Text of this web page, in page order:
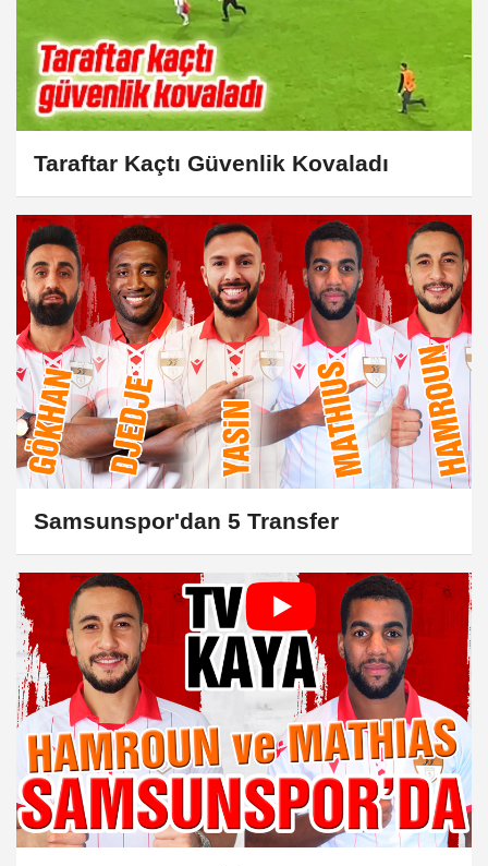
Taraftar Kaçtı Güvenlik Kovaladı
Samsunspor'dan 5 Transfer